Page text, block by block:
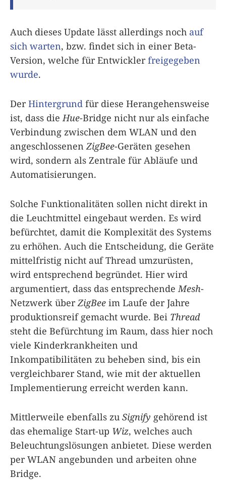
Auch dieses Update lässt allerdings noch auf
sich warten, bzw. findet sich in einer Beta-
Version, welche für Entwicklerfreigegeben
wurde.
DerHintergrund für diese Herangehensweise
ist, dass dieHue-Bridge nicht nur als einfache
Verbindung zwischen dem WLAN und den
angeschlossenenZigBee-Geräten gesehen
wird, sondern als Zentrale für Abläufe und
Automatisierungen.
Solche Funktionalitäten sollen nicht direkt in
die Leuchtmittel eingebaut werden. Es wird
befürchtet, damit die Komplexität des Systems
zu erhöhen. Auch die Entscheidung, die Geräte
mittelfristig nicht auf Thread umzurüsten,
wird entsprechend begründet. Hier wird
argumentiert, dass das entsprechendeMesh-
Netzwerk überZigBee im Laufe der Jahre
produktionsreif gemacht wurde. Bei Thread
steht die Befürchtung im Raum, dass hier noch
viele Kinderkrankheiten und
Inkompatibilitäten zu beheben sind, bis ein
vergleichbarer Stand, wie mit der aktuellen
Implementierung erreicht werden kann.
Mittlerweile ebenfalls zu Signify gehörend ist
das ehemalige Start-up Wiz, welches auch
Beleuchtungslösungen anbietet. Diese werden
per WLAN angebunden und arbeiten ohne
Bridge.